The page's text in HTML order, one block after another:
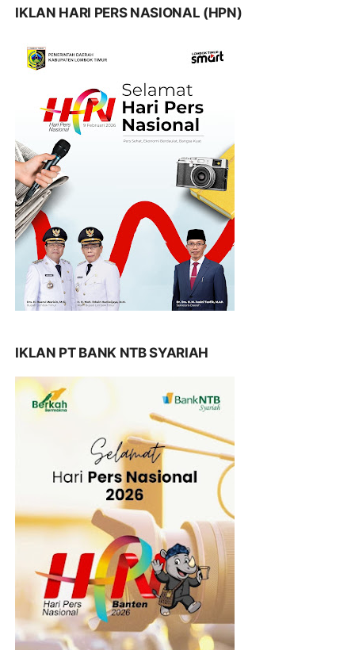
IKLAN HARI PERS NASIONAL (HPN)
IKLAN PT BANK NTB SYARIAH